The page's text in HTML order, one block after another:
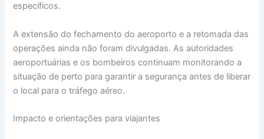
específicos.
A extensão do fechamento do aeroporto e a retomada das
operações ainda não foram divulgadas. As autoridades
aeroportuárias e os bombeiros continuam monitorando a
situação de perto para garantir a segurança antes de liberar
o local para o tráfego aéreo.
Impacto e orientações para viajantes